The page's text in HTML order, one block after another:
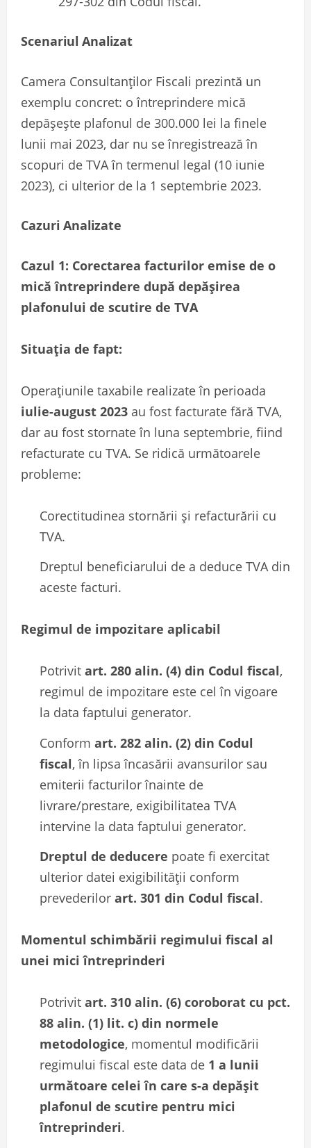
Scenariul Analizat
Camera Consultanților Fiscali prezintă un
exemplu concret: o întreprindere mică
depășește plafonul de 300.000 lei la finele
lunii mai 2023, dar nu se înregistrează în
scopuri de TVA în termenul legal (10 iunie
2023), ci ulterior de la 1 septembrie 2023.
Cazuri Analizate
Cazul 1: Corectarea facturilor emise de o
mică întreprindere după depășirea
plafonului de scutire de TVA
Situația de fapt:
Operațiunile taxabile realizate în perioada
iulie-august 2023 au fost facturate fără TVA,
dar au fost stornate în luna septembrie, fiind
refacturate cu TVA. Se ridică următoarele
probleme:
Corectitudinea stornării și refacturării cu
TVA.
Dreptul beneficiarului de a deduce TVA din
aceste facturi.
Regimul de impozitare aplicabil
Potrivit art. 280 alin. (4) din Codul fiscal,
regimul de impozitare este cel în vigoare
la data faptului generator.
Conform art. 282 alin. (2) din Codul
fiscal, în lipsa încasării avansurilor sau
emiterii facturilor înainte de
livrare/prestare, exigibilitatea TVA
intervine la data faptului generator.
Dreptul de deducere poate fi exercitat
ulterior datei exigibilității conform
prevederilor art. 301 din Codul fiscal.
Momentul schimbării regimului fiscal al
unei mici întreprinderi
Potrivit art. 310 alin. (6) coroborat cu pct.
88 alin. (1) lit. c) din normele
metodologice, momentul modificării
regimului fiscal este data de 1 a lunii
următoare celei în care s-a depășit
plafonul de scutire pentru mici
întreprinderi.